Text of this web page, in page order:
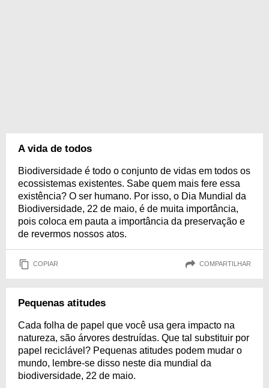
A vida de todos
Biodiversidade é todo o conjunto de vidas em todos os
ecossistemas existentes. Sabe quem mais fere essa
existência? O ser humano. Por isso, o Dia Mundial da
Biodiversidade, 22 de maio, é de muita importância,
pois coloca em pauta a importância da preservação e
de revermos nossos atos.
COPIAR COMPARTILHAR
Pequenas atitudes
Cada folha de papel que você usa gera impacto na
natureza, são árvores destruídas. Que tal substituir por
papel reciclável? Pequenas atitudes podem mudar o
mundo, lembre-se disso neste dia mundial da
biodiversidade, 22 de maio.